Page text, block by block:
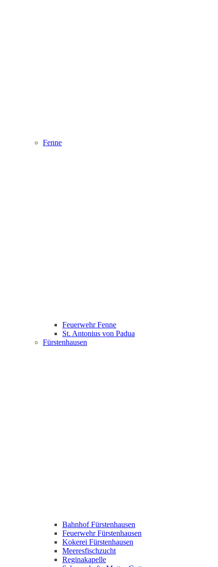
Fenne
Feuerwehr Fenne
St. Antonius von Padua
Fürstenhausen
Bahnhof Fürstenhausen
Feuerwehr Fürstenhausen
Kokerei Fürstenhausen
Meeresfischzucht
Reginakapelle